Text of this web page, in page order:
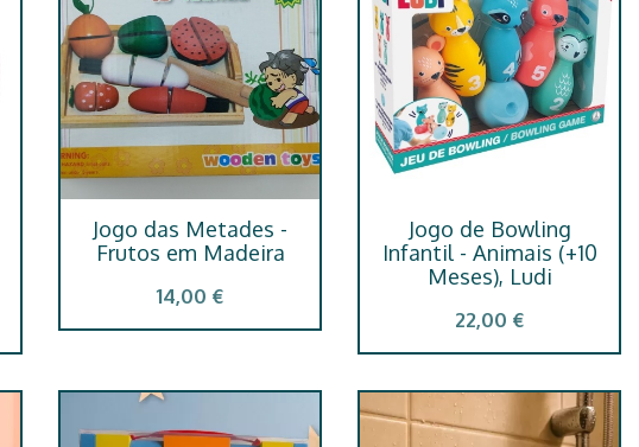
Jogo das Metades -
Frutos em Madeira
14,00 €
Jogo de Bowling
Infantil - Animais (+10
Meses), Ludi
22,00 €